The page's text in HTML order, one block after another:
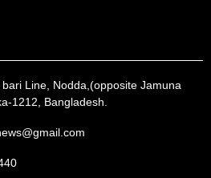
Line, Nodda,(opposite Jamuna
1212, Bangladesh.